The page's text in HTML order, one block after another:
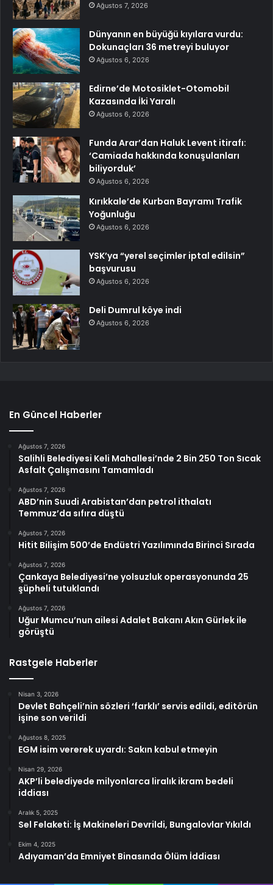
Ağustos 7, 2026
Dünyanın en büyüğü kıyılara vurdu:
Dokunaçları 36 metreyi buluyor
Ağustos 6, 2026
Edirne’de Motosiklet-Otomobil
Kazasında İki Yaralı
Ağustos 6, 2026
Funda Arar’dan Haluk Levent itirafı:
‘Camiada hakkında konuşulanları
biliyorduk’
Ağustos 6, 2026
Kırıkkale’de Kurban Bayramı Trafik
Yoğunluğu
Ağustos 6, 2026
YSK’ya “yerel seçimler iptal edilsin”
başvurusu
Ağustos 6, 2026
Deli Dumrul köye indi
Ağustos 6, 2026
En Güncel Haberler
Ağustos 7, 2026
Salihli Belediyesi Keli Mahallesi’nde 2 Bin 250 Ton Sıcak
Asfalt Çalışmasını Tamamladı
Ağustos 7, 2026
ABD’nin Suudi Arabistan’dan petrol ithalatı
Temmuz’da sıfıra düştü
Ağustos 7, 2026
Hitit Bilişim 500’de Endüstri Yazılımında Birinci Sırada
Ağustos 7, 2026
Çankaya Belediyesi’ne yolsuzluk operasyonunda 25
şüpheli tutuklandı
Ağustos 7, 2026
Uğur Mumcu’nun ailesi Adalet Bakanı Akın Gürlek ile
görüştü
Rastgele Haberler
Nisan 3, 2026
Devlet Bahçeli’nin sözleri ‘farklı’ servis edildi, editörün
işine son verildi
Ağustos 8, 2025
EGM isim vererek uyardı: Sakın kabul etmeyin
Nisan 29, 2026
AKP’li belediyede milyonlarca liralık ikram bedeli
iddiası
Aralık 5, 2025
Sel Felaketi: İş Makineleri Devrildi, Bungalovlar Yıkıldı
Ekim 4, 2025
Adıyaman’da Emniyet Binasında Ölüm İddiası